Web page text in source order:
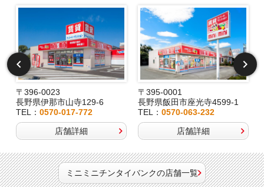
〒396-0023
長野県伊那市山寺129-6
TEL： 0570-017-772
店舗詳細
〒395-0001
長野県飯田市座光寺4599-1
TEL： 0570-063-232
店舗詳細
ミニミニチンタイバンクの店舗一覧